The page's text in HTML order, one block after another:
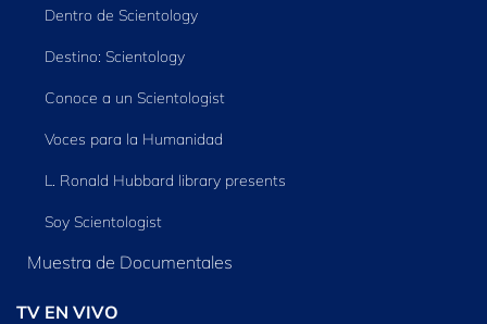
Dentro de Scientology
Destino: Scientology
Conoce a un Scientologist
Voces para la Humanidad
L. Ronald Hubbard library presents
Soy Scientologist
Muestra de Documentales
TV EN VIVO